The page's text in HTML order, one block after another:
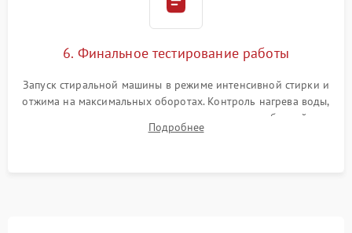
6. Финальное тестирование работы
Запуск стиральной машины в режиме интенсивной стирки и
отжима на максимальных оборотах. Контроль нагрева воды,
корректности слива, отсутствия излишних вибраций,
посторонних стуков и протечек под корпусом.
Подробнее